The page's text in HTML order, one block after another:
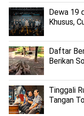
Dewa 19
Khusus,
Daftar
Berikan
Tinggali
Tangan